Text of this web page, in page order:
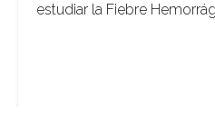
estudiar la Fiebre